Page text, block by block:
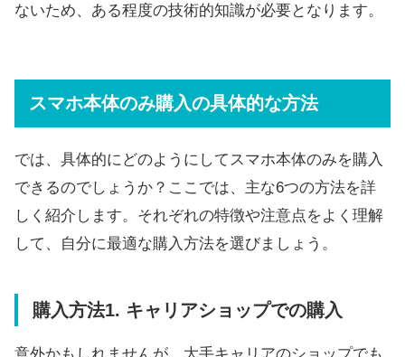
ないため、ある程度の技術的知識が必要となります。
スマホ本体のみ購入の具体的な方法
では、具体的にどのようにしてスマホ本体のみを購入
できるのでしょうか？ここでは、主な6つの方法を詳
しく紹介します。それぞれの特徴や注意点をよく理解
して、自分に最適な購入方法を選びましょう。
購入方法1. キャリアショップでの購入